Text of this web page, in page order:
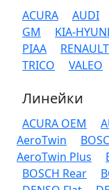
ACURA AUDI
GM
KIA-
PIAA
RENAULT
TRICO
VALEO
Линейки
ACURA OEM
AeroTwin
AeroTwin Plus
BOSCH Rear